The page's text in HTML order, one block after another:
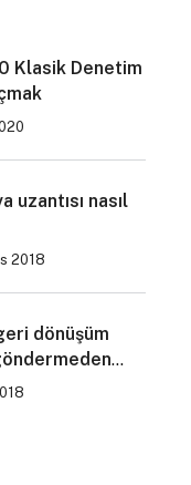
Klasik Denetim
uzantısı nasıl
2018
dönüşüm